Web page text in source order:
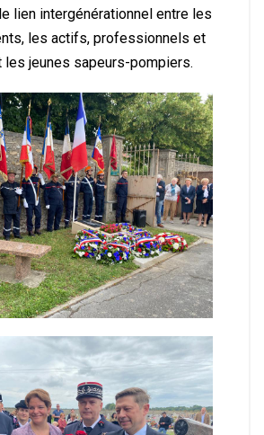
lien intergénérationnel entre les
les actifs, professionnels et
les jeunes sapeurs-pompiers.